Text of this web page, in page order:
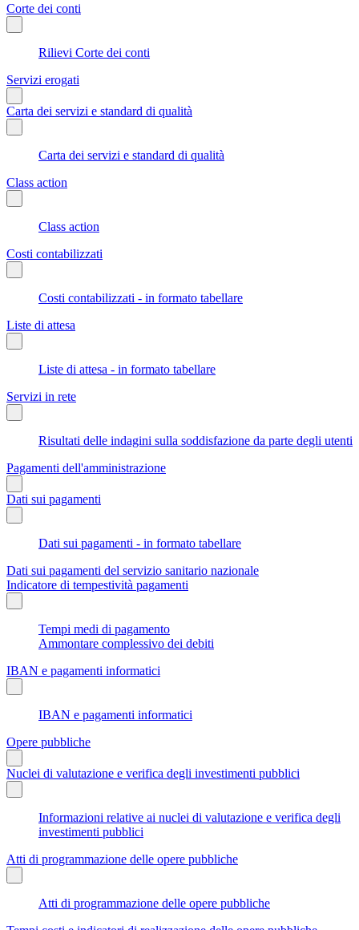
Corte dei conti
Rilievi Corte dei conti
Servizi erogati
Carta dei servizi e standard di qualità
Carta dei servizi e standard di qualità
Class action
Class action
Costi contabilizzati
Costi contabilizzati - in formato tabellare
Liste di attesa
Liste di attesa - in formato tabellare
Servizi in rete
Risultati delle indagini sulla soddisfazione da parte degli utenti
Pagamenti dell'amministrazione
Dati sui pagamenti
Dati sui pagamenti - in formato tabellare
Dati sui pagamenti del servizio sanitario nazionale
Indicatore di tempestività pagamenti
Tempi medi di pagamento
Ammontare complessivo dei debiti
IBAN e pagamenti informatici
IBAN e pagamenti informatici
Opere pubbliche
Nuclei di valutazione e verifica degli investimenti pubblici
Informazioni relative ai nuclei di valutazione e verifica degli
investimenti pubblici
Atti di programmazione delle opere pubbliche
Atti di programmazione delle opere pubbliche